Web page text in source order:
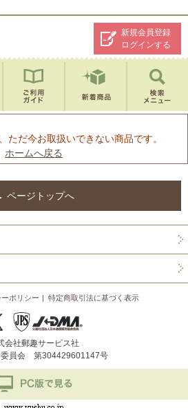
新規会員登録
ログインする
ただ今お取扱いできない商品です。
ホームへ戻る
ページトップへ
ポリシー 特定商取引法に基づく表示
会社郵趣サービス社
委員会 第304429601147号